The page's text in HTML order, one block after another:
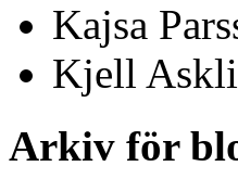
Kajsa
Kjell
Arkiv för